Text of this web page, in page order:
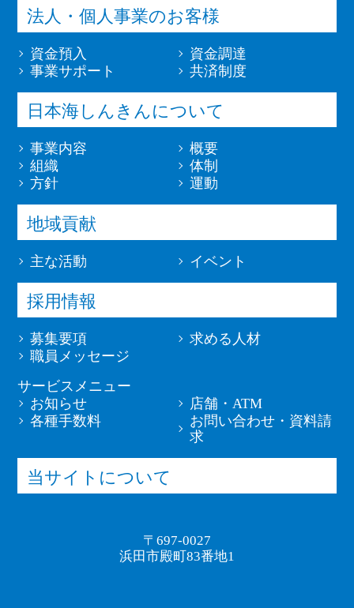
法人・個人事業のお客様
資金預入
資金調達
事業サポート
共済制度
日本海しんきんについて
事業内容
概要
組織
体制
方針
運動
地域貢献
主な活動 イベント
採用情報
募集要項
求める人材
職員メッセージ
サービスメニュー
お知らせ
店舗・ATM
各種手数料
お問い合わせ・資料請
求
当サイトについて
〒697-0027
浜田市殿町83番地1